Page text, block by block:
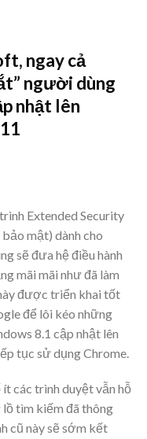
ngay cả
người dùng
nhật lên
Extended Security
mật) dành cho
sẽ đưa hệ điều hành
mãi mãi như đã làm
được triển khai tốt
để lôi kéo những
8.1 cập nhật lên
tục sử dụng Chrome.
các trình duyệt vẫn hỗ
tìm kiếm đã thông
cũ này sẽ sớm kết